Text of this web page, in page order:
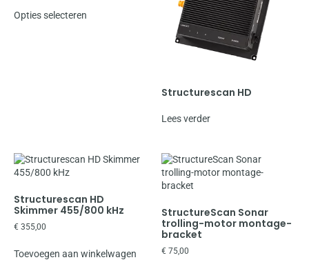
Opties selecteren
Structurescan HD
Lees verder
Structurescan HD
Skimmer 455/800 kHz
€ 355,00
Toevoegen aan winkelwagen
StructureScan Sonar
trolling-motor montage-
bracket
€ 75,00